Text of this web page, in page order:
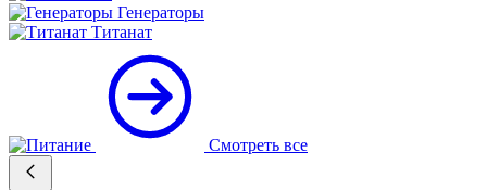
Генераторы
Титанат
Смотреть все